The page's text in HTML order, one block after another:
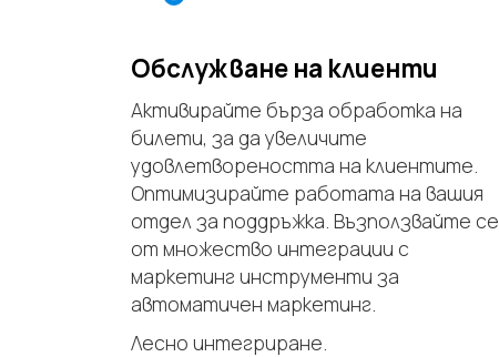
Обслужване на клиенти
Активирайте бърза обработка на
билети, за да увеличите
удовлетвореността на клиентите.
Оптимизирайте работата на вашия
отдел за поддръжка. Възползвайте се
от множество интеграции с
маркетинг инструменти за
автоматичен маркетинг.
Лесно интегриране.